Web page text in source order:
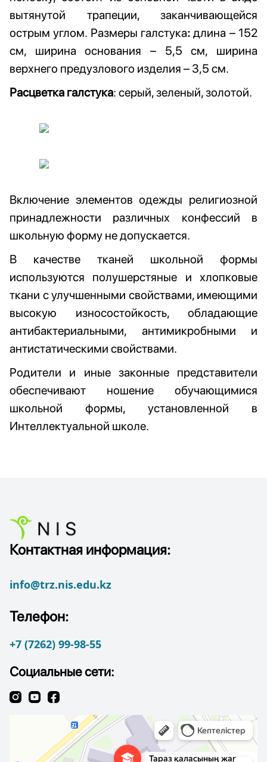
вытянутой трапеции, заканчивающейся
острым углом. Размеры галстука: длина – 152
см, ширина основания – 5,5 см, ширина
верхнего предузлового изделия – 3,5 см.
Расцветка галстука: серый, зеленый, золотой.
Включение элементов одежды религиозной
принадлежности различных конфессий в
школьную форму не допускается.
В качестве тканей школьной формы
используются полушерстяные и хлопковые
ткани с улучшенными свойствами, имеющими
высокую износостойкость, обладающие
антибактериальными, антимикробными и
антистатическими свойствами.
Родители и иные законные представители
обеспечивают ношение обучающимися
школьной формы, установленной в
Интеллектуальной школе.
Контактная информация:
info@trz.nis.edu.kz
Телефон:
+7 (7262) 99-98-55
Социальные сети: